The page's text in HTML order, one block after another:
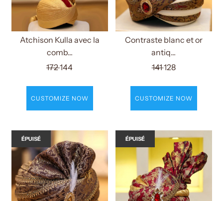
Atchison Kulla avec la
comb...
172144
CUSTOMIZE NOW
Contraste blanc et or
antiq...
141128
CUSTOMIZE NOW
ÉPUISÉ ÉPUISÉ